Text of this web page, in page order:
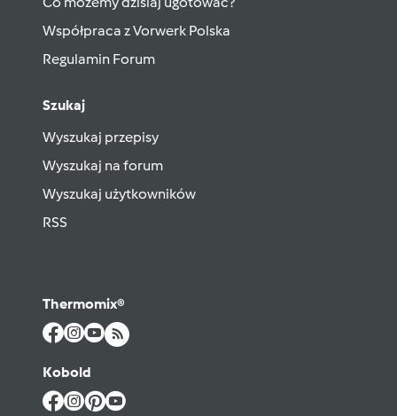
Współpraca z Vorwerk Polska
Regulamin Forum
Szukaj
Wyszukaj przepisy
Wyszukaj na forum
Wyszukaj użytkowników
RSS
Thermomix®
Kobold